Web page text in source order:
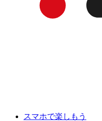
スマホで楽しもう